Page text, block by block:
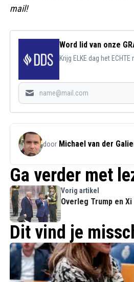
mail!
Word lid van onze
Krijg ELKE dag het
door Michael van der
Ga verder met
Vorig artikel
Overleg Trump en
Dit vind je